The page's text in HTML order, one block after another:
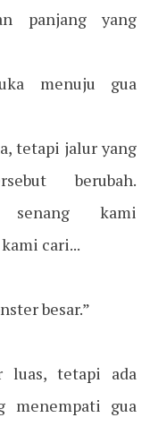
panjang yang
menuju gua
tetapi jalur yang
berubah.
senang kami
cari...
besar.”
luas, tetapi ada
menempati gua